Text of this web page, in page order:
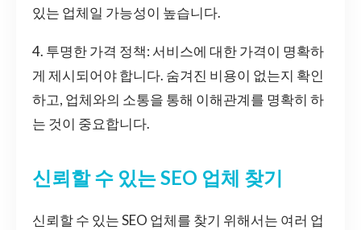
있는 업체일 가능성이 높습니다.
4. 투명한 가격 정책: 서비스에 대한 가격이 명확하
게 제시되어야 합니다. 숨겨진 비용이 없는지 확인
하고, 업체와의 소통을 통해 이해관계를 명확히 하
는 것이 중요합니다.
신뢰할 수 있는 SEO 업체 찾기
신뢰할 수 있는 SEO 업체를 찾기 위해서는 여러 업